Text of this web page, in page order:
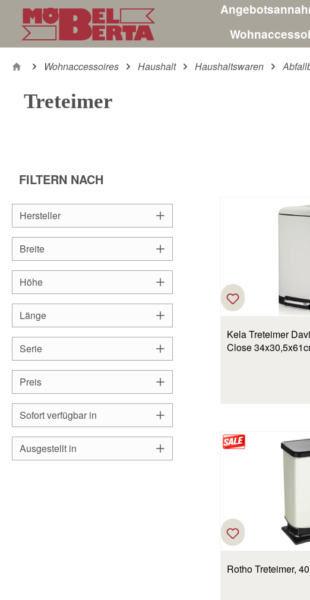
Hauptinhalt springen
Zur Suche springen
Zur Hauptnavigation springen
Wohnaccessoires Haushalt Haushaltswaren
Treteimer
FILTERN NACH
Hersteller
Breite
Höhe
Länge
Serie
Preis
Sofort verfügbar in
Ausgestellt in
Kela Treteimer
Close
Rotho Treteimer,